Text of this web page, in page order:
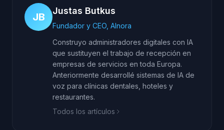
JB
Justas Butkus
Fundador y CEO, AInora
Construyo administradores digitales con IA
que sustituyen el trabajo de recepción en
empresas de servicios en toda Europa.
Anteriormente desarrollé sistemas de IA de
voz para clínicas dentales, hoteles y
restaurantes.
Todos los artículos